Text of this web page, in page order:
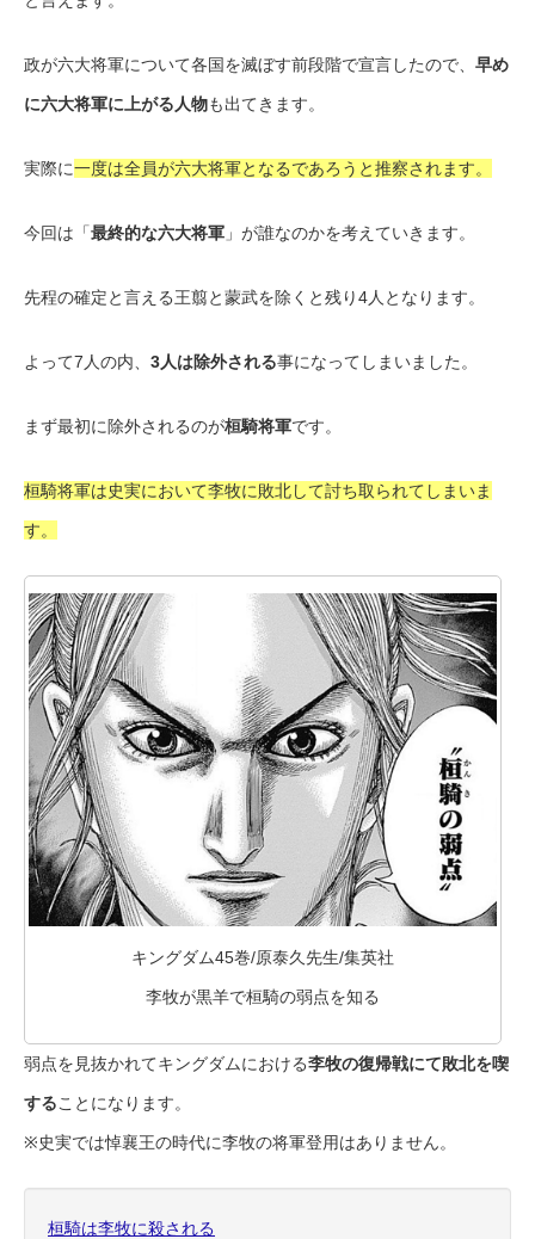
政が六大将軍について各国を滅ぼす前段階で宣言したので、 早め
に六大将軍に上がる人物も出てきます。
実際に一度は全員が六大将軍となるであろうと推察されます。
今回は「最終的な六大将軍 」が誰なのかを考えていきます。
先程の確定と言える王翦と蒙武を除くと残り4人となります。
よって7人の内、 3人は除外される事になってしまいました。
まず最初に除外されるのが桓騎将軍です。
桓騎将軍は史実において李牧に敗北して討ち取られてしまいま
す。
キングダム45巻/原泰久先生/集英社
李牧が黒羊で桓騎の弱点を知る
弱点を見抜かれてキングダムにおける李牧の復帰戦にて敗北を喫
することになります。
※史実では悼襄王の時代に李牧の将軍登用はありません。
桓騎は李牧に殺される